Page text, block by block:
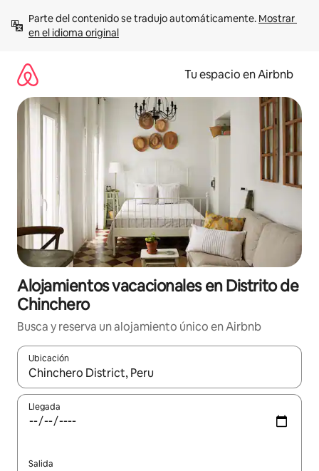
contenido
Parte del contenido se tradujo automáticamente. Mostrar
en el idioma original
Tu espacio en Airbnb
Alojamientos vacacionales en Distrito de
Chinchero
Busca y reserva un alojamiento único en Airbnb
Ubicación
Cuando los resultados estén disponibles, podrás navegar
Llegada
Salida